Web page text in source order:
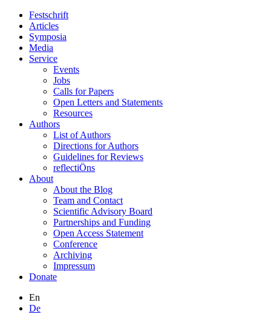
Festschrift
Articles
Symposia
Media
Service
Events
Jobs
Calls for Papers
Open Letters and Statements
Resources
Authors
List of Authors
Directions for Authors
Guidelines for Reviews
reflectiÖns
About
About the Blog
Team and Contact
Scientific Advisory Board
Partnerships and Funding
Open Access Statement
Conference
Archiving
Impressum
Donate
En
De